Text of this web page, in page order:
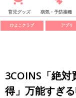
育児グッズ 病気・予防接種
ひよこクラブ アプリ
3COINS「絶
得」万能すぎ